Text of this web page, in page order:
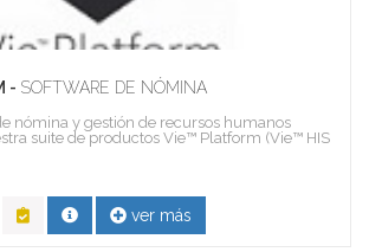
- SOFTWARE DE NÓMINA
nómina y gestión de recursos humanos
suite de productos Vie™ Platform (Vie™ HIS
ver más